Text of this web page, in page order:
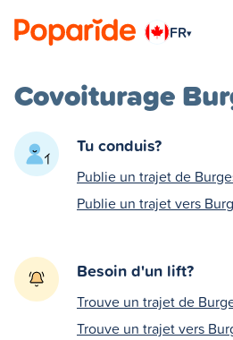
FR▾
Covoiturage
Tu conduis?
Publie un trajet de
Publie un trajet vers
Besoin d'un lift?
Trouve un trajet de
Trouve un trajet vers